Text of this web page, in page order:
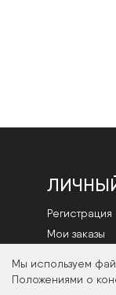
Мы используем
Положениями о
Регистрация
Мои заказы